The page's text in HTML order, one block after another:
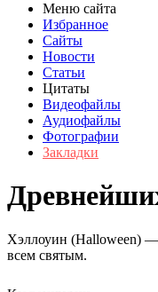
Меню сайта
Избранное
Сайты
Новости
Статьи
Цитаты
Видеофайлы
Аудиофайлы
Фотографии
Закладки
Хэллоуин (Halloween) —
всем святым.